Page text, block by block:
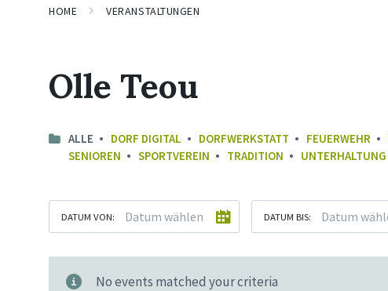
HOME VERANSTALTUNGEN
Olle Teou
ALLE DORF DIGITAL DORFWERKSTATT FEUERWEHR
SENIOREN
SPORTVEREIN TRADITION UNTERHALTUNG
DATUM VON: DATUM BIS:
No events matched your criteria